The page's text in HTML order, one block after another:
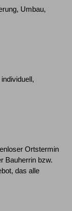
Umbau,
Ortstermin
Bauherrin bzw.
das alle